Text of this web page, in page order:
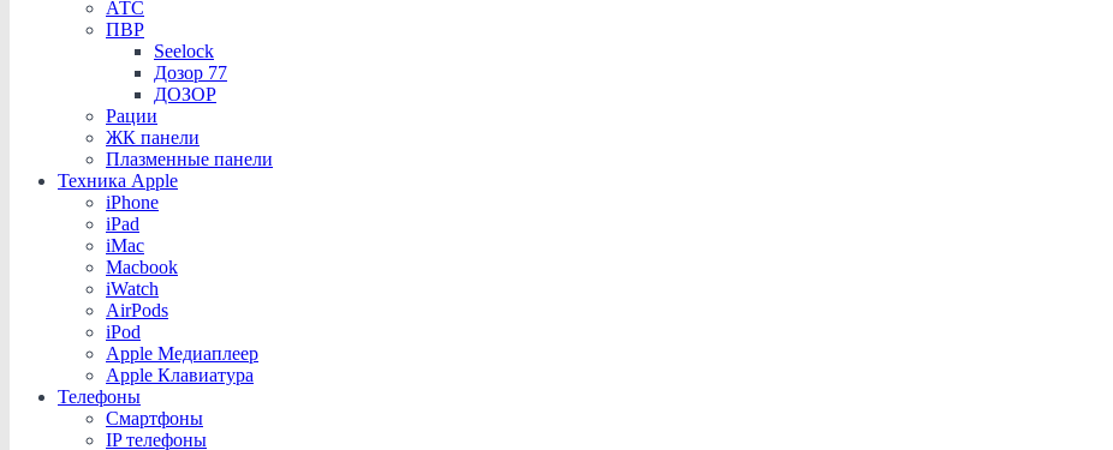
АТС
ПВР
Seelock
Дозор 77
ДОЗОР
Рации
ЖК панели
Плазменные панели
Техника Apple
iPhone
iPad
iMac
Macbook
iWatch
AirPods
iPod
Apple Медиаплеер
Apple Клавиатура
Телефоны
Смартфоны
IP телефоны